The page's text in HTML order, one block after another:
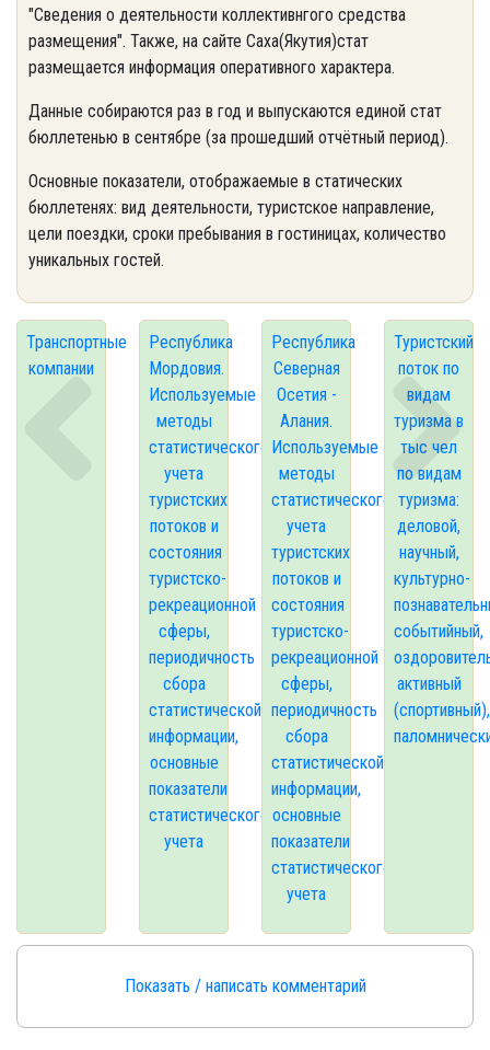
"Сведения о деятельности коллективнгого средства
размещения". Также, на сайте Саха(Якутия)стат
размещается информация оперативного характера.
Данные собираются раз в год и выпускаются единой стат
бюллетенью в сентябре (за прошедший отчётный период).
Основные показатели, отображаемые в статических
бюллетенях: вид деятельности, туристское направление,
цели поездки, сроки пребывания в гостиницах, количество
уникальных гостей.
Транспортные
компании
Республика
Мордовия.
Используемые
методы
статистического
учета
туристских
потоков и
состояния
туристско-
рекреационной
сферы,
периодичность
сбора
статистической
информации,
основные
показатели
статистического
учета
Республика
Северная
Осетия -
Алания.
Используемые
методы
статистического
учета
туристских
потоков и
состояния
туристско-
рекреационной
сферы,
периодичность
сбора
статистической
информации,
основные
показатели
статистического
учета
Туристский
поток по
видам
туризма в
тыс чел
по видам
туризма:
деловой,
научный,
культурно-
событийный,
активный
(спортивный),
Показать / написать комментарий